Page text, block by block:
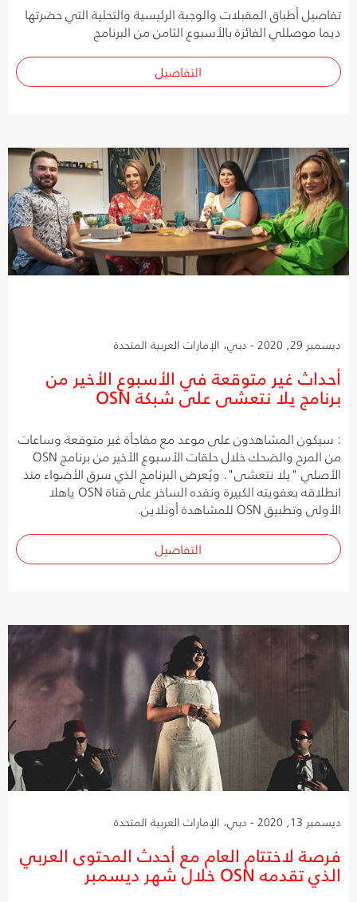
تفاصيل أطباق المقبلات والوجبة الرئيسية والتحلية التي حضرتها
ديما موصللي الفائزة بالأسبوع الثامن من البرنامج
التفاصيل
ديسمبر 29, 2020 - دبي، الإمارات العربية المتحدة
أحداث غير متوقعة في الأسبوع الأخير من
برنامج يلا نتعشى على شبكة OSN
: سيكون المشاهدون على موعد مع مفاجأة غير متوقعة وساعات
من المرح والضحك خلال حلقات الأسبوع الأخير من برنامج OSN
الأصلي "يلا نتعشى". ويُعرض البرنامج الذي سرق الأضواء منذ
انطلاقه بعفويته الكبيرة ونقده الساخر على قناة OSN ياهلا
الأولى وتطبيق OSN للمشاهدة أونلاين.
التفاصيل
ديسمبر 13, 2020 - دبي، الإمارات العربية المتحدة
فرصة لاختتام العام مع أحدث المحتوى العربي
الذي تقدمه OSN خلال شهر ديسمبر